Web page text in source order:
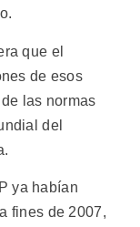
que el
de esos
las normas
del
ya habían
fines de 2007,